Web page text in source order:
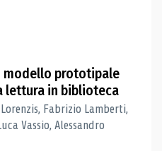
modello prototipale
lettura in biblioteca
Fabrizio Lamberti,
Vassio, Alessandro